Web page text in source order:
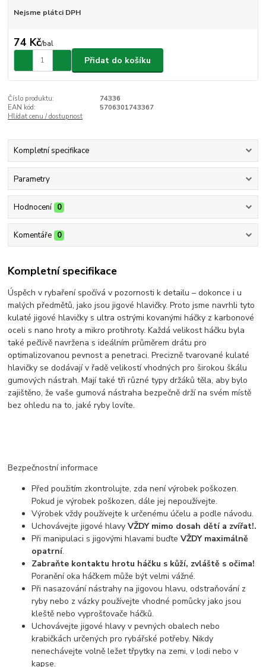
Nejsme plátci DPH
74 Kč/bal
Přidat do košíku
Číslo produktu:
74336
EAN kód:
5706301743367
Hlídat cenu / dostupnost
Kompletní specifikace
Parametry
Hodnocení 0
Komentáře 0
Kompletní specifikace
Úspěch v rybaření spočívá v pozornosti k detailu – dokonce i u
malých předmětů, jako jsou jigové hlavičky. Proto jsme navrhli tyto
kulaté jigové hlavičky s ultra ostrými kovanými háčky z karbonové
oceli s nano hroty a mikro protihroty. Každá velikost háčku byla
také pečlivě navržena s ideálním průměrem drátu pro
optimalizovanou pevnost a penetraci. Precizně tvarované kulaté
hlavičky se dodávají v řadě velikostí vhodných pro širokou škálu
gumových nástrah. Mají také tři různé typy držáků těla, aby bylo
zajištěno, že vaše gumová nástraha bezpečně drží na svém místě
bez ohledu na to, jaké ryby lovíte.
Bezpečnostní informace
Před použitím zkontrolujte, zda není výrobek poškozen.
Pokud je výrobek poškozen, dále jej nepoužívejte.
Výrobek vždy používejte k určenému účelu a podle návodu.
Uchovávejte jigové hlavyVŽDY mimo dosah dětí a zvířat!.
Při manipulaci s jigovými hlavami buďteVŽDY maximálně
opatrní.
Zabraňte kontaktu hrotu háčku s kůží, zvláště s očima!
Poranění oka háčkem může být velmi vážné.
Při nasazování nástrahy na jigovou hlavu, odstraňování z
ryby nebo z vázky používejte vhodné pomůcky jako jsou
kleště nebo vyprošťovače háčků.
Uchovávejte jigové hlavy v pevných obalech nebo
krabičkách určených pro rybářské potřeby. Nikdy
nenechávejte volně ležet třpytky na zemi, v lodi nebo v
kapse.